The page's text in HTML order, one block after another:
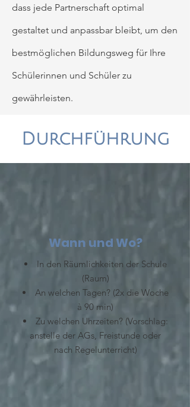
dass jede Partnerschaft optimal
gestaltet und anpassbar bleibt, um den
bestmöglichen Bildungsweg für Ihre
Schülerinnen und Schüler zu
gewährleisten.
Durchführung
Wann und Wo?
In den Räumlichkeiten der Schule
(Raum)
An welchen Tagen? (2x die Woche
à 90 min)
Zu welchen Uhrzeiten? (Vorschlag:
anstelle der AGs, Freistunde oder
nach Regelunterricht)